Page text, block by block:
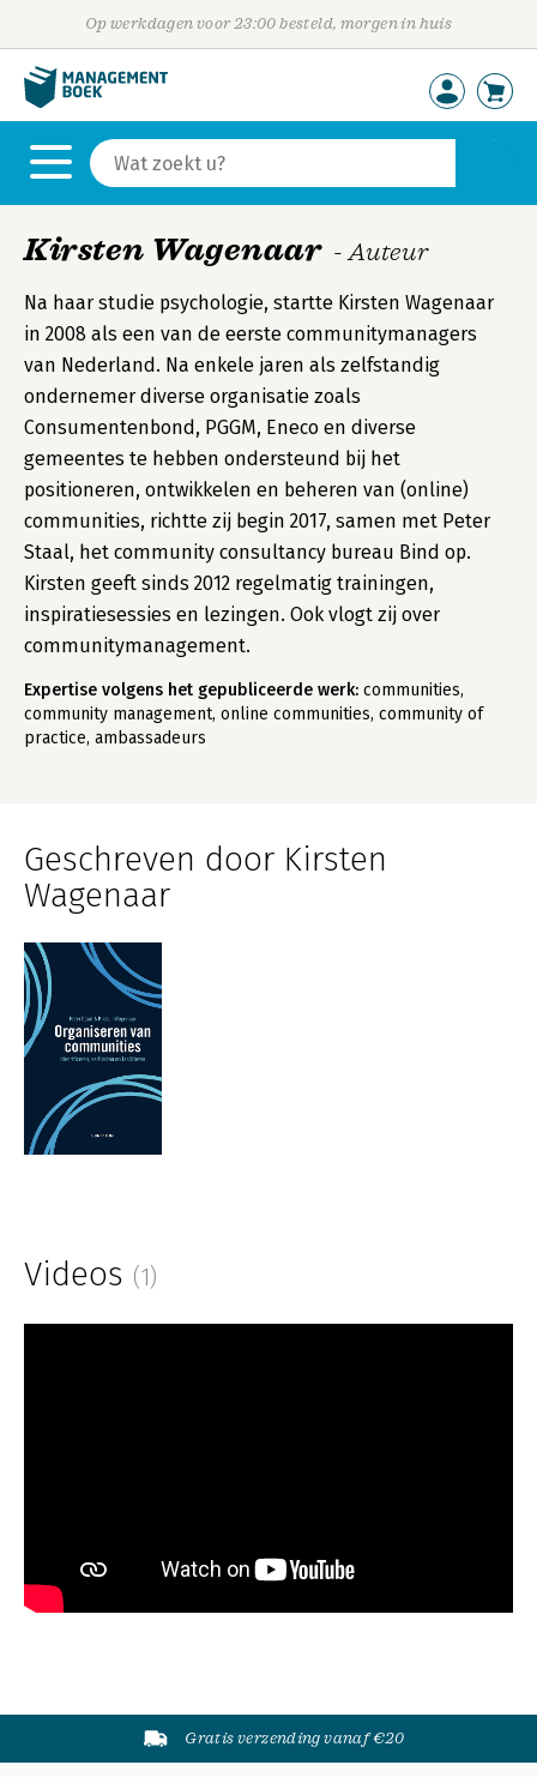
Op werkdagen voor 23:00 besteld, morgen in huis
Kirsten Wagenaar - Auteur
Na haar studie psychologie, startte Kirsten Wagenaar
in 2008 als een van de eerste communitymanagers
van Nederland. Na enkele jaren als zelfstandig
ondernemer diverse organisatie zoals
Consumentenbond, PGGM, Eneco en diverse
gemeentes te hebben ondersteund bij het
positioneren, ontwikkelen en beheren van (online)
communities, richtte zij begin 2017, samen met Peter
Staal, het community consultancy bureau Bind op.
Kirsten geeft sinds 2012 regelmatig trainingen,
inspiratiesessies en lezingen. Ook vlogt zij over
communitymanagement.
Expertise volgens het gepubliceerde werk: communities,
community management, online communities, community of
practice, ambassadeurs
Geschreven door Kirsten
Wagenaar
Videos (1)
Gratis verzending vanaf €20